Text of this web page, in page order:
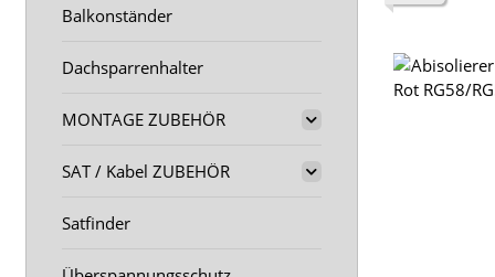
Balkonständer
Dachsparrenhalter
MONTAGE ZUBEHÖR
SAT / Kabel ZUBEHÖR
Satfinder